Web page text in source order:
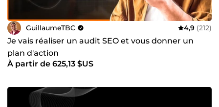
GuillaumeTBC 4,9 (212)
Je vais réaliser un audit SEO et vous donner un
plan d'action
À partir de 625,13 $US